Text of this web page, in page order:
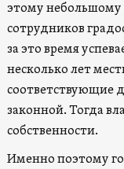
этому небольшому
сотрудников
за это время
несколько лет
соответствующие
законной. Тогда
собственности.
Именно поэтому